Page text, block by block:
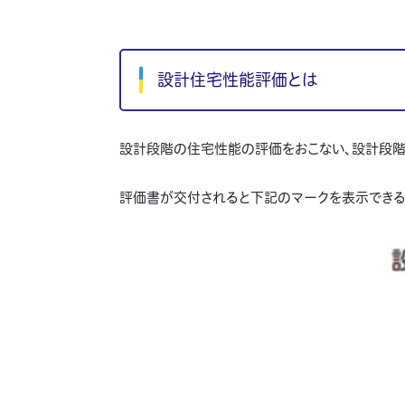
設計住宅性能評価とは
設計段階の住宅性能の評価をおこない、設計段
評価書が交付されると下記のマークを表示でき